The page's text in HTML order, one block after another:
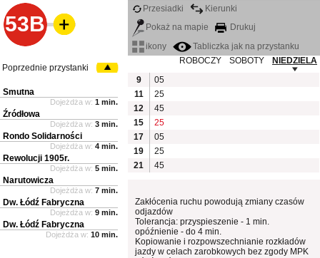
53B
Przesiadki
Kierunki
Pokaż na mapie
Drukuj
ikony
Tabliczka jak na przystanku
ROBOCZY
SOBOTY
NIEDZIELA
9
05
11
25
12
45
15
25
17
05
19
25
21
45
Zakłócenia ruchu powodują zmiany czasów
odjazdów
Tolerancja: przyspieszenie - 1 min.
opóźnienie - do 4 min.
Kopiowanie i rozpowszechnianie rozkładów
jazdy w celach zarobkowych bez zgody MPK
Poprzednie przystanki
Smutna
Dojeżdża w: 1 min.
Źródłowa
Dojeżdża w: 3 min.
Rondo Solidarności
Dojeżdża w: 4 min.
Rewolucji 1905r.
Dojeżdża w: 5 min.
Narutowicza
Dojeżdża w: 7 min.
Dw. Łódź Fabryczna
Dojeżdża w: 9 min.
Dw. Łódź Fabryczna
Dojeżdża w: 10 min.